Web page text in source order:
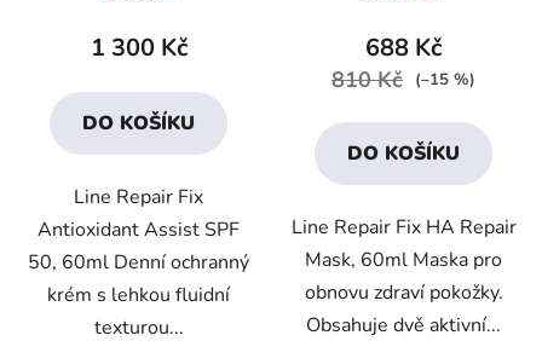
produktu
3,3
z
hvězdiček.
1 300 Kč
DO KOŠÍKU
Line Repair Fix
Antioxidant Assist SPF
50, 60ml Denní ochranný
krém s lehkou fluidní
texturou...
produktu
je
5
688 Kč
810 Kč (–15 %)
DO KOŠÍKU
Line Repair Fix HA Repair
Mask, 60ml Maska pro
obnovu zdraví pokožky.
Obsahuje dvě aktivní...